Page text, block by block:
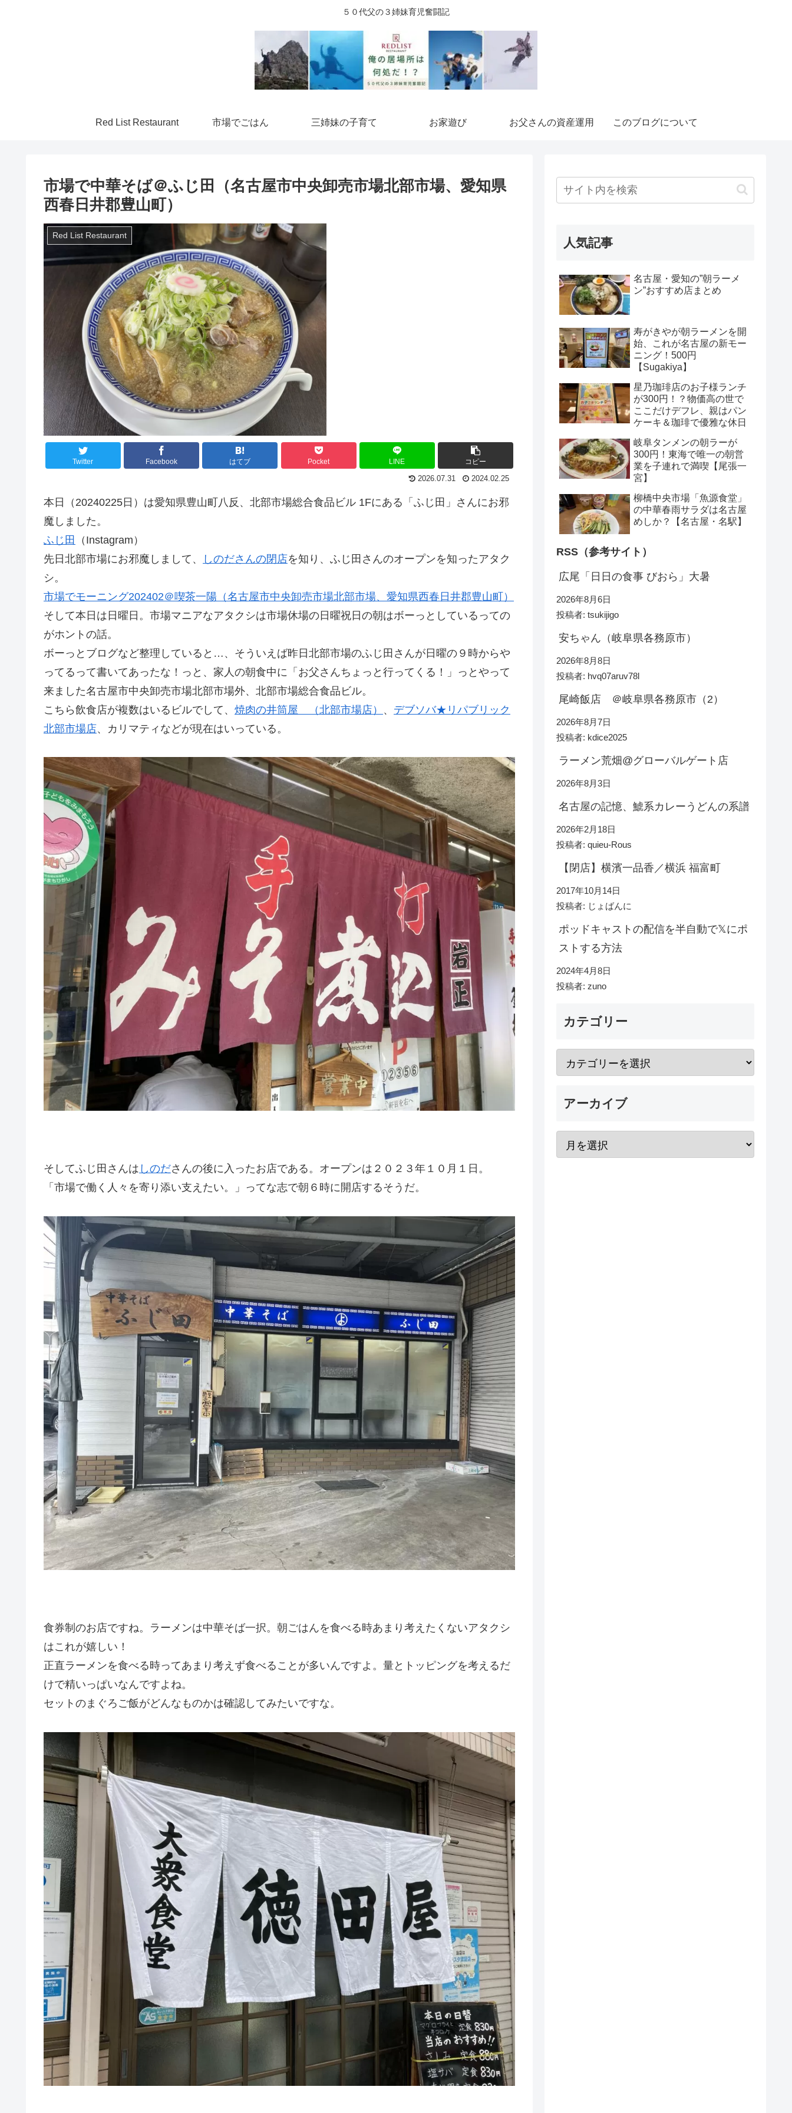
５０代父の３姉妹育児奮闘記
Red List Restaurant 市場でごはん 三姉妹の子育て お家遊び お父さんの資産運用 このブログについて
市場で中華そば＠ふじ田（名古屋市中央卸売市場北部市場、愛知県
西春日井郡豊山町）
Red List Restaurant
Twitter Facebook はてブ Pocket LINE コピー
2026.07.31 2024.02.25
本日（20240225日）は愛知県豊山町八反、北部市場総合食品ビル 1Fにある「ふじ田」さんにお邪
魔しました。
ふじ田
（Instagram）
先日北部市場にお邪魔しまして、
しのださんの閉店を知り、ふじ田さんのオープンを知ったアタク
シ。
市場でモーニング202402＠喫茶一陽（名古屋市中央卸売市場北部市場、愛知県西春日井郡豊山町）
そして本日は日曜日。市場マニアなアタクシは市場休場の日曜祝日の朝はボーっとしているっての
がホントの話。
ボーっとブログなど整理していると…、そういえば昨日北部市場のふじ田さんが日曜の９時からや
ってるって書いてあったな！っと、家人の朝食中に「お父さんちょっと行ってくる！」っとやって
来ました名古屋市中央卸売市場北部市場外、北部市場総合食品ビル。
こちら飲食店が複数はいるビルでして、 焼肉の井筒屋 （北部市場店） 、 デブソバ★リパブリック
北部市場店、カリマティなどが現在はいっている。
そしてふじ田さんは しのださんの後に入ったお店である。オープンは２０２３年１０月１日。
「市場で働く人々を寄り添い支えたい。」ってな志で朝６時に開店するそうだ。
食券制のお店ですね。ラーメンは中華そば一択。朝ごはんを食べる時あまり考えたくないアタクシ
はこれが嬉しい！
正直ラーメンを食べる時ってあまり考えず食べることが多いんですよ。量とトッピングを考えるだ
けで精いっぱいなんですよね。
セットのまぐろご飯がどんなものかは確認してみたいですな。
人気記事
名古屋・愛知の”朝ラーメ
ン”おすすめ店まとめ
寿がきやが朝ラーメンを開
始、これが名古屋の新モー
ニング！500円
【Sugakiya】
星乃珈琲店のお子様ランチ
が300円！？物価高の世で
ここだけデフレ、親はパン
ケーキ＆珈琲で優雅な休日
岐阜タンメンの朝ラーが
300円！東海で唯一の朝営
業を子連れで満喫【尾張一
宮】
柳橋中央市場「魚源食堂」
の中華春雨サラダは名古屋
めしか？【名古屋・名駅】
RSS（参考サイト）
広尾「日日の食事 びおら」大暑
2026年8月6日
投稿者: tsukijigo
安ちゃん（岐阜県各務原市）
2026年8月8日
投稿者: hvq07aruv78l
尾崎飯店 ＠岐阜県各務原市（2）
2026年8月7日
投稿者: kdice2025
ラーメン荒畑@グローバルゲート店
2026年8月3日
名古屋の記憶、鯱系カレーうどんの系譜
2026年2月18日
投稿者: quieu-Rous
【閉店】横濱一品香／横浜 福富町
2017年10月14日
投稿者: じょばんに
ポッドキャストの配信を半自動で𝕏にポ
ストする方法
2024年4月8日
投稿者: zuno
カテゴリー
アーカイブ